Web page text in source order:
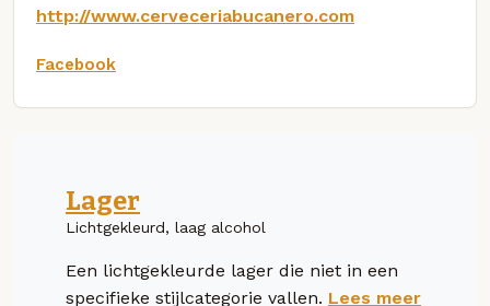
http://www.cerveceriabucanero.com
Facebook
Lager
Lichtgekleurd, laag alcohol
Een lichtgekleurde lager die niet in een
specifieke stijlcategorie vallen. Lees meer